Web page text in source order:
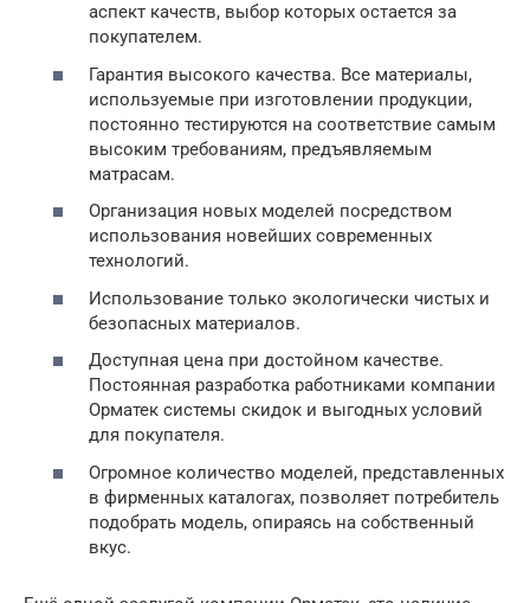
аспект качеств, выбор которых остается за
покупателем.
Гарантия высокого качества. Все материалы,
используемые при изготовлении продукции,
постоянно тестируются на соответствие самым
высоким требованиям, предъявляемым
матрасам.
Организация новых моделей посредством
использования новейших современных
технологий.
Использование только экологически чистых и
безопасных материалов.
Доступная цена при достойном качестве.
Постоянная разработка работниками компании
Орматек системы скидок и выгодных условий
для покупателя.
Огромное количество моделей, представленных
в фирменных каталогах, позволяет потребитель
подобрать модель, опираясь на собственный
вкус.